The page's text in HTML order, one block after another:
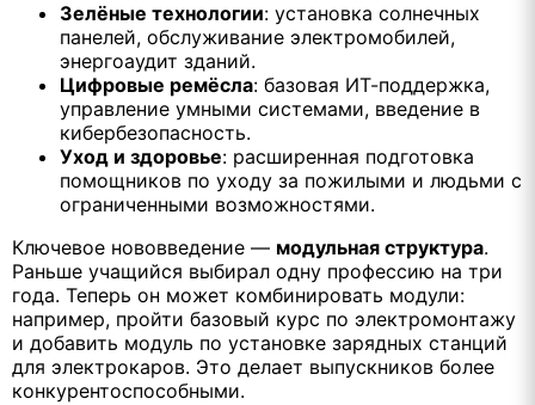
Зелёные технологии: установка солнечных
панелей, обслуживание электромобилей,
энергоаудит зданий.
Цифровые ремёсла: базовая ИТ-поддержка,
управление умными системами, введение в
кибербезопасность.
Уход и здоровье: расширенная подготовка
помощников по уходу за пожилыми и людьми с
ограниченными возможностями.
Ключевое нововведение — модульная структура.
Раньше учащийся выбирал одну профессию на три
года. Теперь он может комбинировать модули:
например, пройти базовый курс по электромонтажу
и добавить модуль по установке зарядных станций
для электрокаров. Это делает выпускников более
конкурентоспособными.